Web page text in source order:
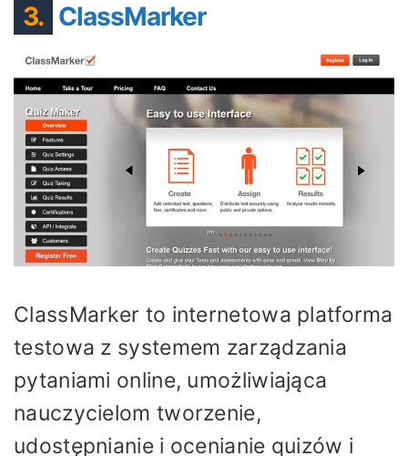
3. ClassMarker
ClassMarker to internetowa platforma
testowa z systemem zarządzania
pytaniami online, umożliwiająca
nauczycielom tworzenie,
udostępnianie i ocenianie quizów i